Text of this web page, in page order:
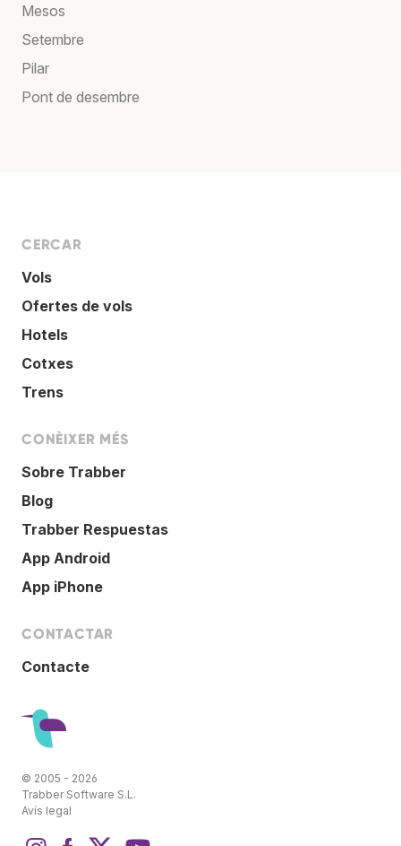
Mesos
Setembre
Pilar
Pont de desembre
CERCAR
Vols
Ofertes de vols
Hotels
Cotxes
Trens
CONÈIXER MÉS
Sobre Trabber
Blog
Trabber Respuestas
App Android
App iPhone
CONTACTAR
Contacte
© 2005 - 2026
Trabber Software S.L.
Avís legal